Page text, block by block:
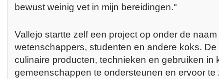
bewust weinig vet in mijn bereidingen."
Vallejo startte zelf een project op onder de
wetenschappers, studenten en andere koks.
culinaire producten, technieken en gebruiken in
gemeenschappen te ondersteunen en ervoor te